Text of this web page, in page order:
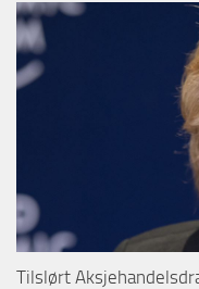
Tilslørt